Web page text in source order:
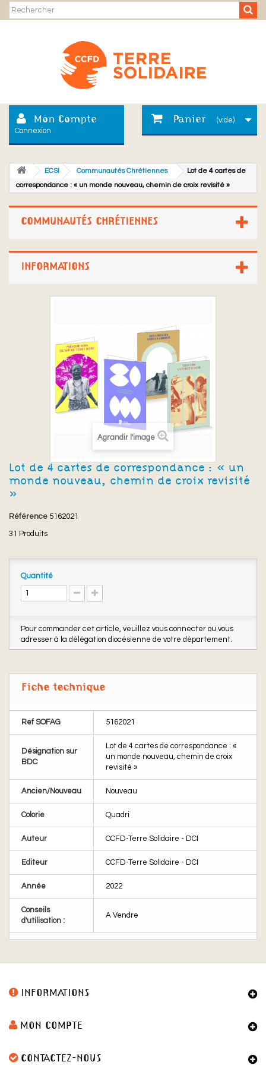
Mon Compte
Connexion
Panier (vide)
ECSI Communautés Chrétiennes
Lot de 4 cartes de
correspondance : « un monde nouveau, chemin de croix revisité »
COMMUNAUTÉS CHRÉTIENNES
INFORMATIONS
Agrandir l'image
Lot de 4 cartes de correspondance : « un
monde nouveau, chemin de croix revisité
»
Référence 5162021
31 Produits
Quantité
Pour commander cet article, veuillez vous connecter ou vous
adresser à la délégation diocésienne de votre département.
Fiche technique
Ref SOFAG 5162021
Désignation sur
BDC
Lot de 4 cartes de correspondance : «
un monde nouveau, chemin de croix
revisité »
Ancien/Nouveau Nouveau
Colorie Quadri
Auteur CCFD-Terre Solidaire - DCI
Editeur CCFD-Terre Solidaire - DCI
Année 2022
Conseils
d'utilisation :
A Vendre
INFORMATIONS
MON COMPTE
CONTACTEZ-NOUS